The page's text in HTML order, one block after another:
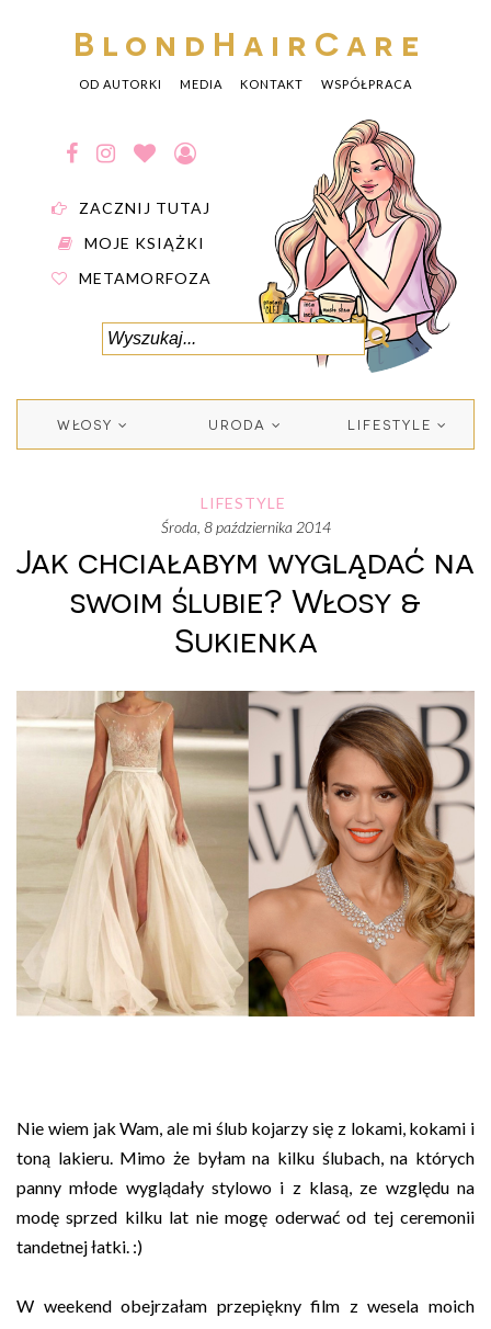
BlondHairCare
OD AUTORKI MEDIA KONTAKT WSPÓŁPRACA
ZACZNIJ TUTAJ
MOJE KSIĄŻKI
METAMORFOZA
WŁOSY URODA LIFESTYLE
LIFESTYLE
środa, 8 października 2014
Jak chciałabym wyglądać na
swoim ślubie? Włosy &
Sukienka
Nie wiem jak Wam, ale mi ślub kojarzy się z lokami, kokami i
toną lakieru. Mimo że byłam na kilku ślubach, na których
panny młode wyglądały stylowo i z klasą, ze względu na
modę sprzed kilku lat nie mogę oderwać od tej ceremonii
tandetnej łatki. :)
W weekend obejrzałam przepiękny film z wesela moich